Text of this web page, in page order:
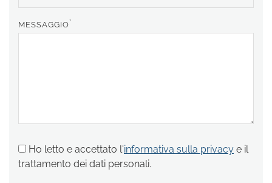
MESSAGGIO*
Ho letto e accettato l'informativa sulla privacy e il
trattamento dei dati personali.